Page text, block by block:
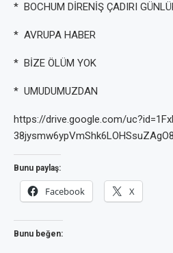
* BOCHUM DİRENİŞ ÇADIRI
* AVRUPA HABER
* BİZE ÖLÜM YOK
* UMUDUMUZDAN
https://drive.google.com/
Bunu paylaş:
Facebook X
Bunu beğen: